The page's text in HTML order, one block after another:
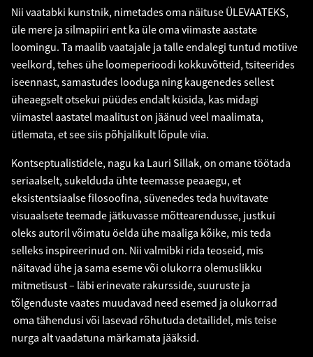
Nii vaatabki kunstnik, nimetades oma näituse ÜLEVAATEKS,
üle mere ja silmapiiri ent ka üle oma viimaste aastate
loomingu. Ta maalib vaatajale ja talle endalegi tuntud motiive
veelkord, tehes ühe loomeperioodi kokkuvõtteid, tsiteerides
iseennast, samastudes looduga ning kaugenedes sellest
üheaegselt otsekui püüdes endalt küsida, kas midagi
viimastel aastatel maalitust on jäänud veel maalimata,
ütlemata, et see siis põhjalikult lõpule viia.
Kontseptualistidele, nagu ka Lauri Sillak, on omane töötada
seriaalselt, sukelduda ühte teemasse peaaegu, et
eksistentsiaalse filosoofina, süvenedes teda huvitavate
visuaalsete teemade jätkuvasse mõttearendusse, justkui
oleks autoril võimatu öelda ühe maaliga kõike, mis teda
selleks inspireerinud on. Nii valmibki rida teoseid, mis
näitavad ühe ja sama eseme või olukorra olemuslikku
mitmetisust – läbi erinevate rakursside, suuruste ja
tõlgenduste vaates muudavad need esemed ja olukorrad
oma tähendusi või lasevad rõhutuda detailidel, mis teise
nurga alt vaadatuna märkamata jääksid.